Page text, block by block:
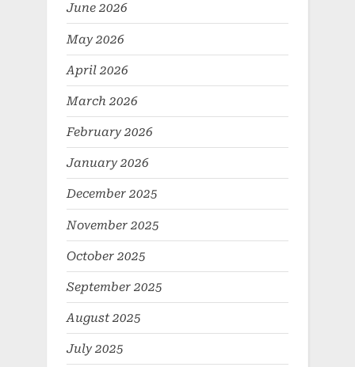
June 2026
May 2026
April 2026
March 2026
February 2026
January 2026
December 2025
November 2025
October 2025
September 2025
August 2025
July 2025